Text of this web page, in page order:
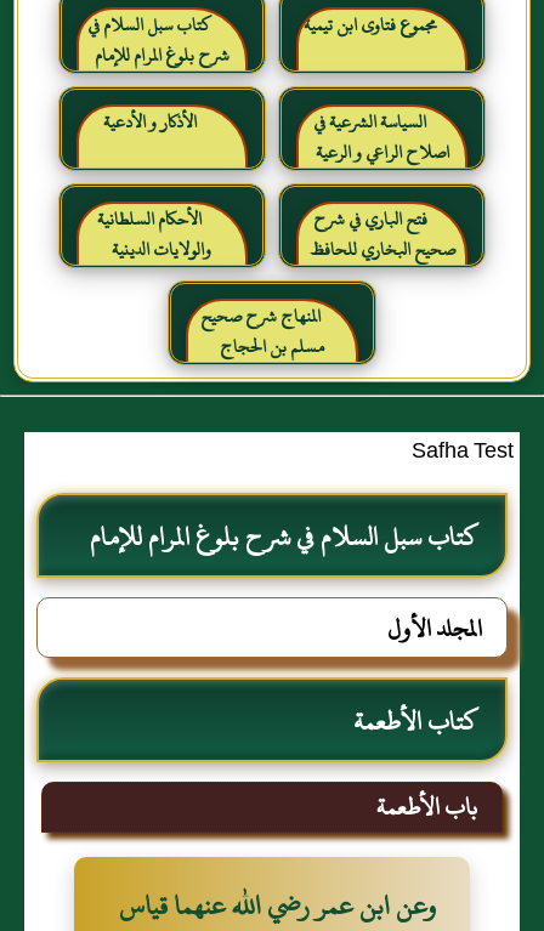
مجموع فتاوى ابن تيمية
كتاب سبل السلام في
شرح بلوغ المرام للإمام
الصنعاني رحمه الله
السياسة الشرعية في
اصلاح الراعي و الرعية
الأذكار و الأدعية
فتح الباري في شرح
صحيح البخاري للحافظ
ابن حجر العسقلاني
الأحكام السلطانية
والولايات الدينية
المنهاج شرح صحيح
مسلم بن الحجاج
Safha Test
كتاب سبل السلام في شرح بلوغ المرام للإمام
الصنعاني رحمه الله
المجلد الأول
كتاب الأطعمة
باب الأطعمة
وعن ابن عمر رضي الله عنهما قياس